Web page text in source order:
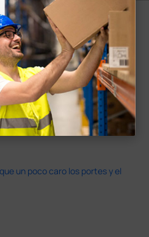
>
un poco caro los portes y el